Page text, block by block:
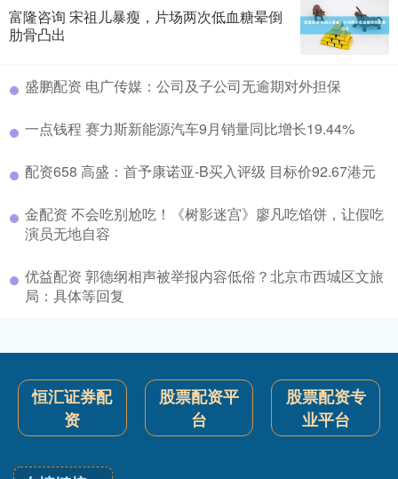
富隆咨询 宋祖儿暴瘦，片场两次低血糖晕倒
肋骨凸出
盛鹏配资 电广传媒：公司及子公司无逾期对外担保
一点钱程 赛力斯新能源汽车9月销量同比增长19.44%
配资658 高盛：首予康诺亚-B买入评级 目标价92.67港元
金配资 不会吃别尬吃！《树影迷宫》廖凡吃馅饼，让假吃
演员无地自容
优益配资 郭德纲相声被举报内容低俗？北京市西城区文旅
局：具体等回复
恒汇证券配
资
股票配资平
台
股票配资专
业平台